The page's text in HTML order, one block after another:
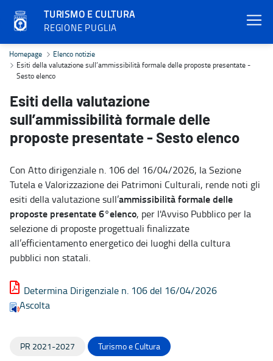
TURISMO E CULTURA
REGIONE PUGLIA
Esiti della valutazione sull’ammissibilità formale delle proposte
Homepage
Elenco notizie
Esiti della valutazione sull’ammissibilità formale delle proposte presentate -
Sesto elenco
Esiti della valutazione
sull’ammissibilità formale delle
proposte presentate - Sesto elenco
Con Atto dirigenziale n. 106 del 16/04/2026, la Sezione
Tutela e Valorizzazione dei Patrimoni Culturali, rende noti gli
esiti della valutazione sull’ammissibilità formale delle
proposte presentate 6°elenco, per l'Avviso Pubblico per la
selezione di proposte progettuali finalizzate
all’efficientamento energetico dei luoghi della cultura
pubblici non statali.
Determina Dirigenziale n. 106 del 16/04/2026
Ascolta
PR 2021-2027
Turismo e Cultura